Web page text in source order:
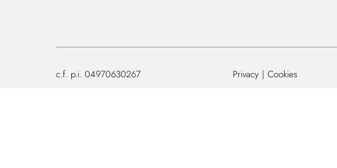
c.f. p.i. 04970630267 Privacy Cookies